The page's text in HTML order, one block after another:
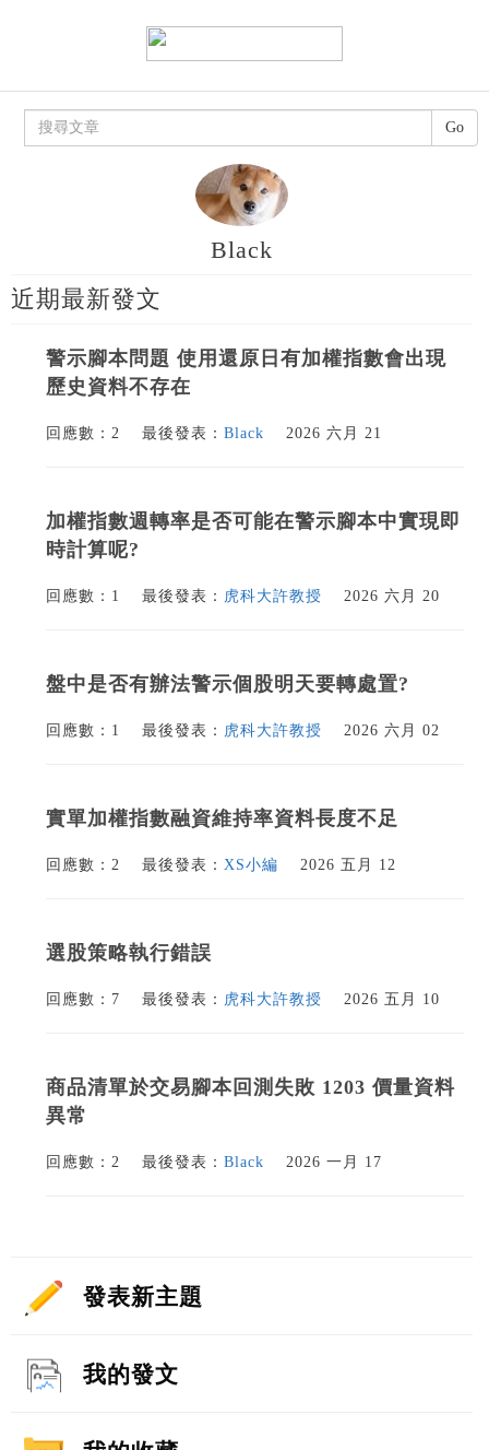
Black
近期最新發文
警示腳本問題 使用還原日有加權指數會出現
歷史資料不存在
回應數：2 最後發表： Black 2026 六月 21
加權指數週轉率是否可能在警示腳本中實現即
時計算呢?
回應數：1 最後發表： 虎科大許教授 2026 六月 20
盤中是否有辦法警示個股明天要轉處置?
回應數：1 最後發表： 虎科大許教授 2026 六月 02
實單加權指數融資維持率資料長度不足
回應數：2 最後發表： XS小編 2026 五月 12
選股策略執行錯誤
回應數：7 最後發表： 虎科大許教授 2026 五月 10
商品清單於交易腳本回測失敗 1203 價量資料
異常
回應數：2 最後發表： Black 2026 一月 17
Go
發表新主題
我的發文